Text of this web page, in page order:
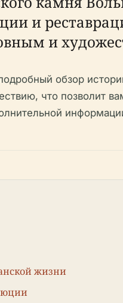
и
и
обзор
что позволит
жизни